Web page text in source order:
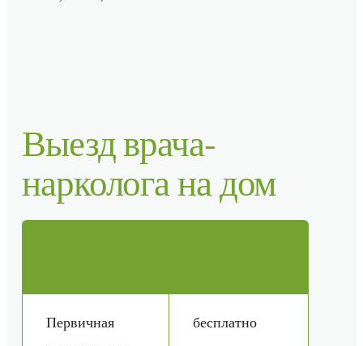
Выезд врача-
нарколога на дом
Первичная
бесплатно